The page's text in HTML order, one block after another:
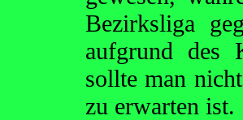
Bezirksliga
aufgrund des
sollte man
zu erwarten ist.